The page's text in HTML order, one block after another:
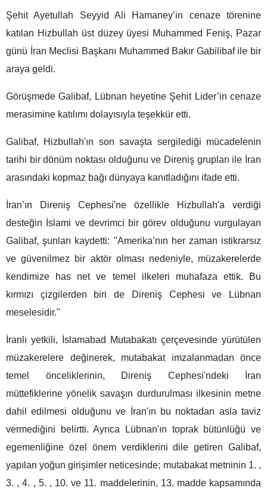
Şehit Ayetullah Seyyid Ali Hamaney’in cenaze törenine
katılan Hizbullah üst düzey üyesi Muhammed Feniş, Pazar
günü İran Meclisi Başkanı Muhammed Bakır Gabilibaf ile bir
araya geldi.
Görüşmede Galibaf, Lübnan heyetine Şehit Lider’in cenaze
merasimine katılımı dolayısıyla teşekkür etti.
Galibaf, Hizbullah'ın son savaşta sergilediği mücadelenin
tarihi bir dönüm noktası olduğunu ve Direniş grupları ile İran
arasındaki kopmaz bağı dünyaya kanıtladığını ifade etti.
İran’ın Direniş Cephesi'ne özellikle Hizbullah'a verdiği
desteğin İslami ve devrimci bir görev olduğunu vurgulayan
Galibaf, şunları kaydetti: "Amerika’nın her zaman istikrarsız
ve güvenilmez bir aktör olması nedeniyle, müzakerelerde
kendimize has net ve temel ilkeleri muhafaza ettik. Bu
kırmızı çizgilerden biri de Direniş Cephesi ve Lübnan
meselesidir."
İranlı yetkili, İslamabad Mutabakatı çerçevesinde yürütülen
müzakerelere değinerek, mutabakat imzalanmadan önce
temel önceliklerinin, Direniş Cephesi'ndeki İran
müttefiklerine yönelik savaşın durdurulması ilkesinin metne
dahil edilmesi olduğunu ve İran'ın bu noktadan asla taviz
vermediğini belirtti. Ayrıca Lübnan'ın toprak bütünlüğü ve
egemenliğine özel önem verdiklerini dile getiren Galibaf,
yapılan yoğun girişimler neticesinde; mutabakat metninin 1. ,
3. , 4. , 5. , 10. ve 11. maddelerinin, 13. madde kapsamında